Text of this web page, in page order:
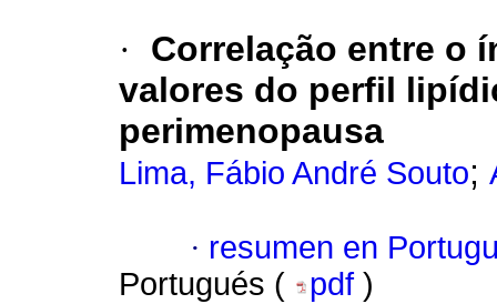
·
Correlação entre o
valores do perfil
perimenopausa
Lima, Fábio André Souto;
· resumen en
Portugués (
pdf )